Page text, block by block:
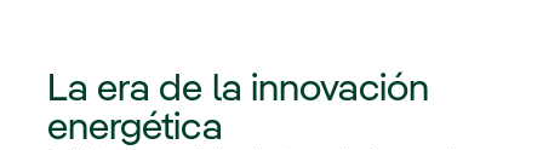
La era de la innovación
energética